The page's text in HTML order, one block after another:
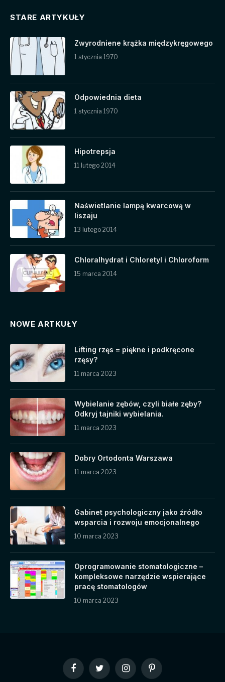
STARE ARTYKUŁY
Zwyrodniene krążka międzykręgowego
1 stycznia 1970
Odpowiednia dieta
1 stycznia 1970
Hipotrepsja
11 lutego 2014
Naświetlanie lampą kwarcową w
liszaju
13 lutego 2014
Chloralhydrat i Chloretyl i Chloroform
15 marca 2014
NOWE ARTKUŁY
Lifting rzęs = piękne i podkręcone
rzęsy?
11 marca 2023
Wybielanie zębów, czyli białe zęby?
Odkryj tajniki wybielania.
11 marca 2023
Dobry Ortodonta Warszawa
11 marca 2023
Gabinet psychologiczny jako źródło
wsparcia i rozwoju emocjonalnego
10 marca 2023
Oprogramowanie stomatologiczne –
kompleksowe narzędzie wspierające
pracę stomatologów
10 marca 2023
FacebookTwitter InstagramPinterest